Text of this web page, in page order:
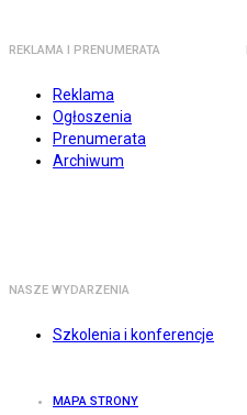
REKLAMA I PRENUMERATA
Reklama
Ogłoszenia
Prenumerata
Archiwum
NASZE WYDARZENIA
Szkolenia i konferencje
MAPA STRONY